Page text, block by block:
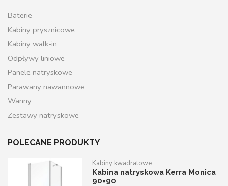
Baterie
Kabiny prysznicowe
Kabiny walk-in
Odpływy liniowe
Panele natryskowe
Parawany nawannowe
Wanny
Zestawy natryskowe
POLECANE PRODUKTY
Kabiny kwadratowe
Kabina natryskowa Kerra Monica
90×90